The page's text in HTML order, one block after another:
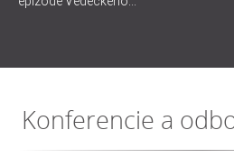
Konferencie a